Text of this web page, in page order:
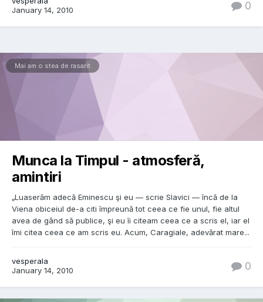
January 14, 2010
0
Mai am o stea de rasarit
Munca la Timpul - atmosferă,
amintiri
„Luaserăm adecă Eminescu şi eu — scrie Slavici — încă de la
Viena obiceiul de-a citi împreună tot ceea ce fie unul, fie altul
avea de gând să publice, şi eu îi citeam ceea ce a scris el, iar el
îmi citea ceea ce am scris eu. Acum, Caragiale, adevărat mare...
vesperala
January 14, 2010
0